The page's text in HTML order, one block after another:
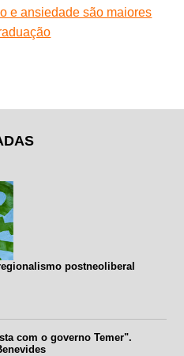
e ansiedade são maiores
postneoliberal
com o governo Temer".